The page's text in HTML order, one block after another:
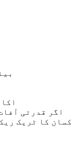
اکاؤنٹ میں
اگر قدرتی
کا ٹریک